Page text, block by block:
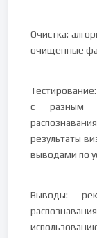
Очистка:
очищенные
с разным
результаты
выводами по
Выводы: